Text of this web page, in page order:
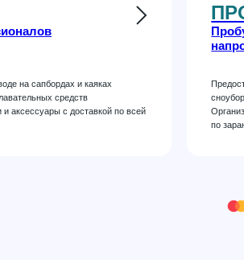
на сапбордах и каяках
средств
аксессуары с доставкой по всей
по